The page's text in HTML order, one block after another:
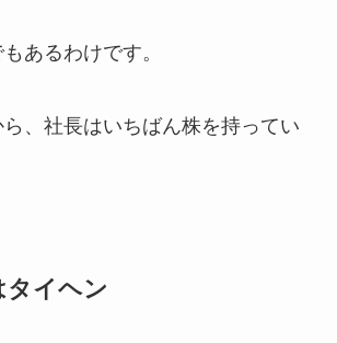
あるわけです。
、社長はいちばん株を持ってい
タイヘン